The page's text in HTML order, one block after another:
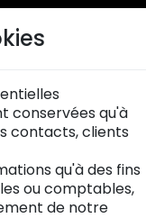
et l’Offre Reprise en
conservées qu'à
contacts, clients
qu'à des fins
ou comptables,
de notre